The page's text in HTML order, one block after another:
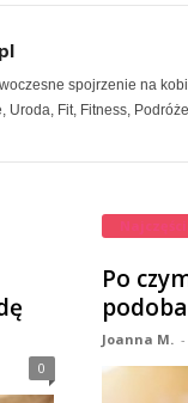
spojrzenie na
Uroda, Fit, Fitness,
0
Po
Joanna M. -